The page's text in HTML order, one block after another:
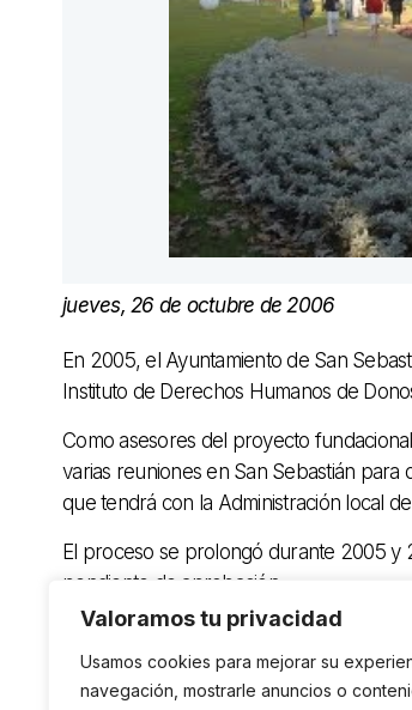
Valoramos tu privacidad
Usamos cookies para mejorar su
navegación, mostrarle anuncios o
jueves, 26 de octubre de 2006
En 2005, el Ayuntamiento de San
Instituto de Derechos Humanos de
Como asesores del proyecto
varias reuniones en San Sebastián para
que tendrá con la Administración local
El proceso se prolongó durante 2005 y
pendiente de aprobación.